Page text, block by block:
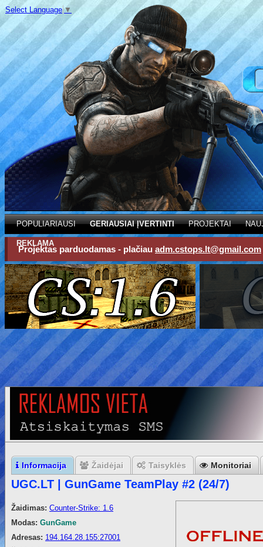
Select Language ▼
POPULIARIAUSI GERIAUSIAI ĮVERTINTI PROJEKTAI
REKLAMA
Projektas parduodamas - plačiau adm.cstops.lt@gmail.com
Informacija Žaidėjai Taisyklės Monitoriai
UGC.LT | GunGame TeamPlay #2 (24/7)
Žaidimas: Counter-Strike: 1.6
Modas: GunGame
Adresas: 194.164.28.155:27001